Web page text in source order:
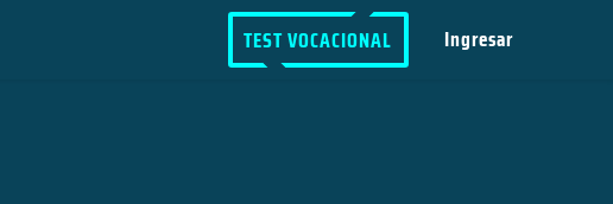
TEST VOCACIONAL Ingresar